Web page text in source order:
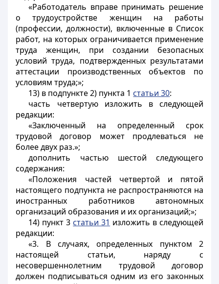
«Работодатель вправе принимать решение
о трудоустройстве женщин на работы
(профессии, должности), включенные в Список
работ, на которых ограничивается применение
труда женщин, при создании безопасных
условий труда, подтвержденных результатами
аттестации производственных объектов по
условиям труда;»;
13) в подпункте 2) пункта 1 статьи 30:
часть четвертую изложить в следующей
редакции:
«Заключенный на определенный срок
трудовой договор может продлеваться не
более двух раз.»;
дополнить частью шестой следующего
содержания:
«Положения частей четвертой и пятой
настоящего подпункта не распространяются на
иностранных работников автономных
организаций образования и их организаций;»;
14) пункт 3 статьи 31 изложить в следующей
редакции:
«3. В случаях, определенных пунктом 2
настоящей статьи, наряду с
несовершеннолетним трудовой договор
должен подписываться одним из его законных